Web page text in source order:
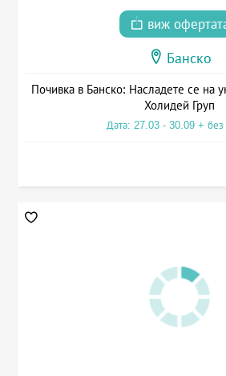
виж
Банско
Почивка в Банско: Насладете се на
Холидей Груп
Дата: 27.03 - 30.09 + без